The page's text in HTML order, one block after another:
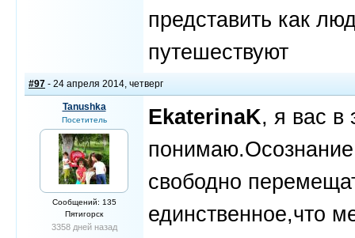
представить как
путешествуют
#97 - 24 апреля 2014, четверг
Tanushka
Посетитель
Сообщений: 135
Пятигорск
3358 дней назад
EkaterinaK, я вас в
свободно
единственное,что